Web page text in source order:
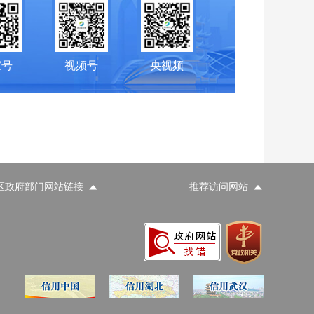
视频号 央视频
政府部门网站链接 推荐访问网站
工业和信息化部
财政部 人力资源和社会保障部